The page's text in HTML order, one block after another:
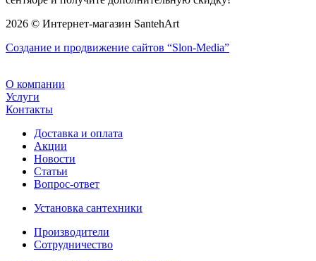
2026 © Интернет-магазин SantehArt
Создание и продвижение сайтов “Slon-Media”
О компании
Услуги
Контакты
Доставка и оплата
Акции
Новости
Статьи
Вопрос-ответ
Установка сантехники
Производители
Сотрудничество